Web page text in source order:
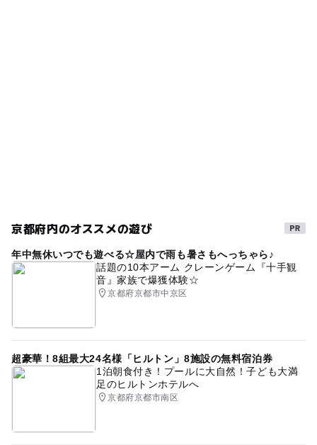
京都府内のオススメの遊び
年中無休いつでも遊べる☆屋内で雨も暑さもへっちゃら♪
話題の10本アーム クレーンゲーム『十手観
音』家族で爆獲体験☆
京都府京都市中京区
超豪華！8組最大24名様「ヒルトン」8施設の無料宿泊券
1泊朝食付き！プールに大自然！子ども大満
足のヒルトンホテルへ
京都府京都市南区